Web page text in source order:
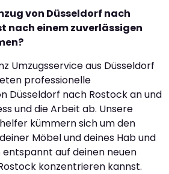
von Düsseldorf nach
nach einem zuverlässigen
Umzugsservice aus Düsseldorf
professionelle
Düsseldorf nach Rostock an und
und die Arbeit ab. Unsere
kümmern sich um den
Möbel und deines Hab und
entspannt auf deinen neuen
konzentrieren kannst.